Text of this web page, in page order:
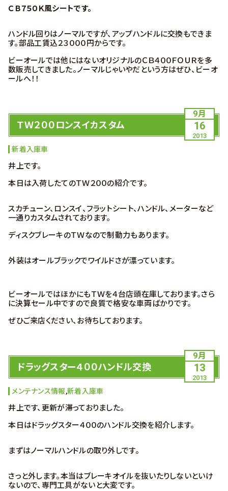
ＣＢ７５０Ｋ風シートです。
ハンドル回りはノーマルですが、アップハンドルに交換もできま
す。部品工賃込２３０００円からです。
ビーオールでは他にはないオリジナルのＣＢ４００ＦＯＵＲを多
数販売してきました。ノーマルじゃいやだという方はぜひ、ビーオ
ールへ！！
9月
16
2013
ＴＷ２００ロンスイカスタム
新着入庫車
井上です。
本日は入荷したてのＴＷ２００の紹介です。
スカチューン、ロンスイ、フラットシート、ハンドル、メーターなど
一通りカスタムされております。
ディスクブレーキのＴＷなので制動力もあります。
外装はオールブラックでワイルドさが漂っています。
ビーオールではほかにもＴＷを４台店頭在庫しております。さら
に決算セール中ですので良質で格安な車両ばかりです。
ぜひご来店ください、お待ちしております。
9月
13
2013
ドラッグスター４００ハンドル交換
メンテナンス情報,新着入庫車
井上です、更新が滞っておりました。
本日はドラッグスター４００のハンドル交換を紹介します。
まずはノーマルハンドルの取り外しです。
さっと外します。本当はブレーキオイルを抜いたりしないといけ
ないので、専門工具がないと大変です。